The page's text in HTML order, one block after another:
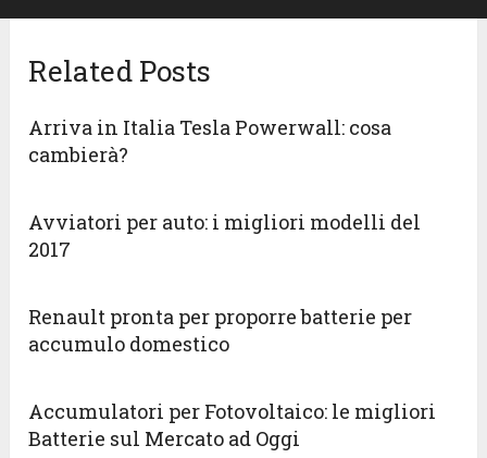
Related Posts
Arriva in Italia Tesla Powerwall: cosa
cambierà?
Avviatori per auto: i migliori modelli del
2017
Renault pronta per proporre batterie per
accumulo domestico
Accumulatori per Fotovoltaico: le migliori
Batterie sul Mercato ad Oggi